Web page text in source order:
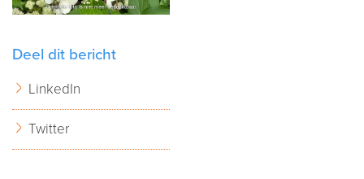
Deel dit bericht
LinkedIn
Twitter